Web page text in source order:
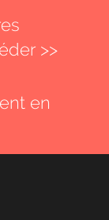
>>
en